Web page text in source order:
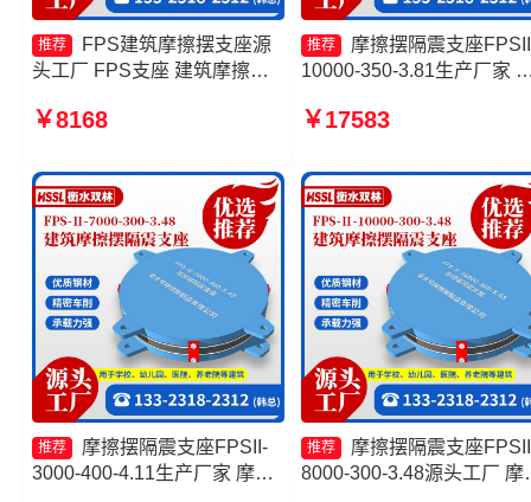
推荐
FPS建筑摩擦摆支座源
头工厂 FPS支座 建筑摩擦隔
支座FPSII-1000-400-4.11
￥8168
推荐
摩擦摆隔震支座
10000-350-3.81生产厂家
300-3.48 FPS摩擦摆支座
6000-300-3.48源头工厂
￥17583
推荐
摩擦摆隔震支座FPSII-
3000-400-4.11生产厂家 摩擦
推荐
摩擦摆隔震支座
8000-300-3.48源头工厂 摩